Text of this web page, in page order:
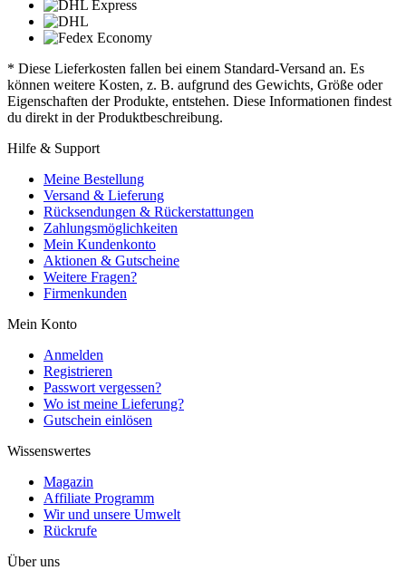
* Diese Lieferkosten fallen bei einem Standard-Versand an. Es
können weitere Kosten, z. B. aufgrund des Gewichts, Größe oder
Eigenschaften der Produkte, entstehen. Diese Informationen findest
du direkt in der Produktbeschreibung.
Hilfe & Support
Meine Bestellung
Versand & Lieferung
Rücksendungen & Rückerstattungen
Zahlungsmöglichkeiten
Mein Kundenkonto
Aktionen & Gutscheine
Weitere Fragen?
Firmenkunden
Mein Konto
Anmelden
Registrieren
Passwort vergessen?
Wo ist meine Lieferung?
Gutschein einlösen
Wissenswertes
Magazin
Affiliate Programm
Wir und unsere Umwelt
Rückrufe
Über uns